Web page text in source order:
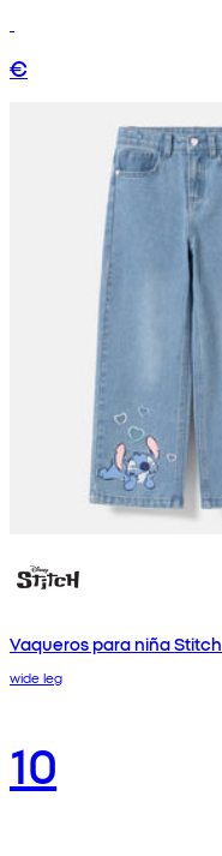
€
Vaqueros para niña Stitch
wide leg
10